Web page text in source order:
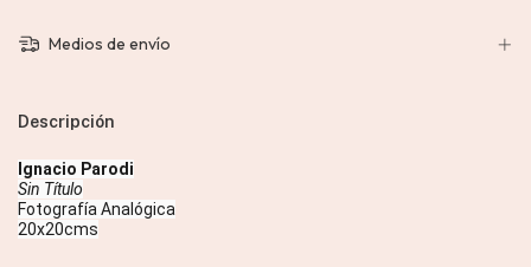
Medios de envío
Descripción
Ignacio Parodi
Sin Título
Fotografía Analógica
20x20cms